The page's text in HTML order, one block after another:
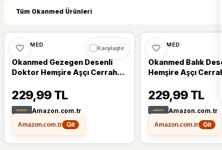
Tüm Okanmed Ürünleri
Karşılaştır
OKANMED sınırlı stok
Okanmed Gezegen Desenli
Doktor Hemşire Aşçı Cerrahi
M439
229,99 TL
Amazon.com.tr
Amazon.com.tr
Git
OKANMED
Okanmed Balık
Hemşire Aşçı
229,99 TL
Amazon.com.tr
Amazon.com.tr
Git